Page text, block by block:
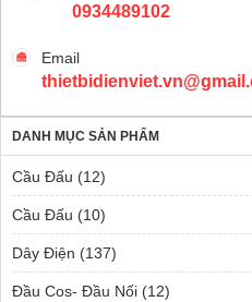
0934489102
Email
DANH MỤC SẢN PHẨM
Cầu Đấu (12)
Cầu Đấu (10)
Dây Điện (137)
Đầu Cos- Đầu Nối (12)